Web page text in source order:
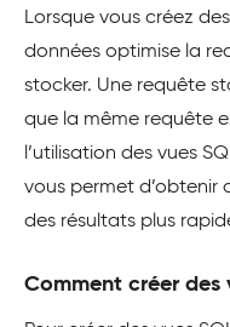
Lorsque vous créez
données optimise la
stocker. Une requête
que la même requête
l’utilisation des vues
vous permet d’obtenir
des résultats plus
Comment créer des